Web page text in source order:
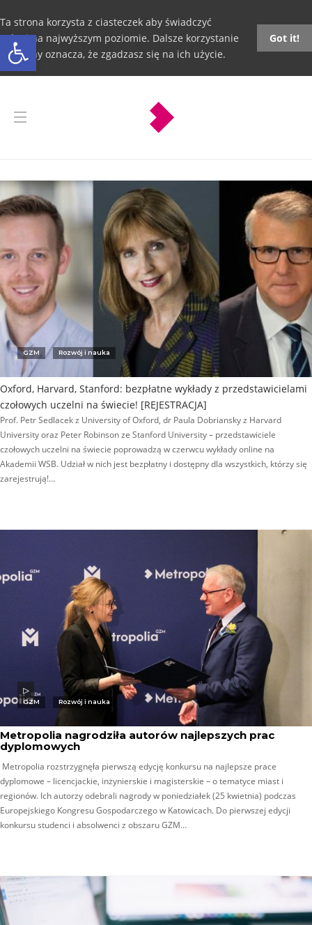
Otwórz pasek narzędzi
Ta strona korzysta z ciasteczek aby świadczyć
usługi na najwyższym poziomie. Dalsze korzystanie
ze strony oznacza, że zgadzasz się na ich użycie.
Got it!
GZM Rozwój i nauka
Oxford, Harvard, Stanford: bezpłatne wykłady z przedstawicielami
czołowych uczelni na świecie! [REJESTRACJA]
Prof. Petr Sedlacek z University of Oxford, dr Paula Dobriansky z Harvard
University oraz Peter Robinson ze Stanford University – przedstawiciele
czołowych uczelni na świecie poprowadzą w czerwcu wykłady online na
Akademii WSB. Udział w nich jest bezpłatny i dostępny dla wszystkich, którzy się
zarejestrują!…
GZM Rozwój i nauka
Metropolia nagrodziła autorów najlepszych prac
dyplomowych
Metropolia rozstrzygnęła pierwszą edycję konkursu na najlepsze prace
dyplomowe – licencjackie, inżynierskie i magisterskie – o tematyce miast i
regionów. Ich autorzy odebrali nagrody w poniedziałek (25 kwietnia) podczas
Europejskiego Kongresu Gospodarczego w Katowicach. Do pierwszej edycji
konkursu studenci i absolwenci z obszaru GZM…